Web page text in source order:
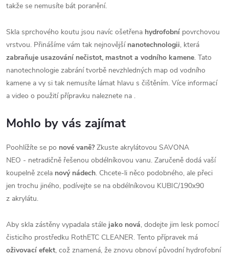
takže se nemusíte bát poranění.
Skla sprchového koutu jsou navíc ošetřena hydrofobní povrchovou
vrstvou. Přinášíme vám tak nejnovější nanotechnologii, která
zabraňuje usazování nečistot, mastnot a vodního kamene. Tato
nanotechnologie zabrání tvorbě nevzhledných map od vodního
kamene a vy si tak nemusíte lámat hlavu s čištěním. Více informací
a video o použití přípravku naleznete na .
Mohlo by vás zajímat
Poohlížíte se po nové vaně?Zkuste akrylátovou SAVONA
NEO - netradičně řešenou obdélníkovou vanu. Zaručeně dodá vaší
koupelně zcela nový nádech. Chcete-li něco podobného, ale přeci
jen trochu jiného, podívejte se na obdélníkovou KUBIC/190x90
z akrylátu.
Aby skla zástěny vypadala stále jako nová, dodejte jim lesk pomocí
čisticího prostředku RothETC CLEANER. Tento přípravek má
oživovací efekt, což znamená, že znovu obnoví původní hydrofobní